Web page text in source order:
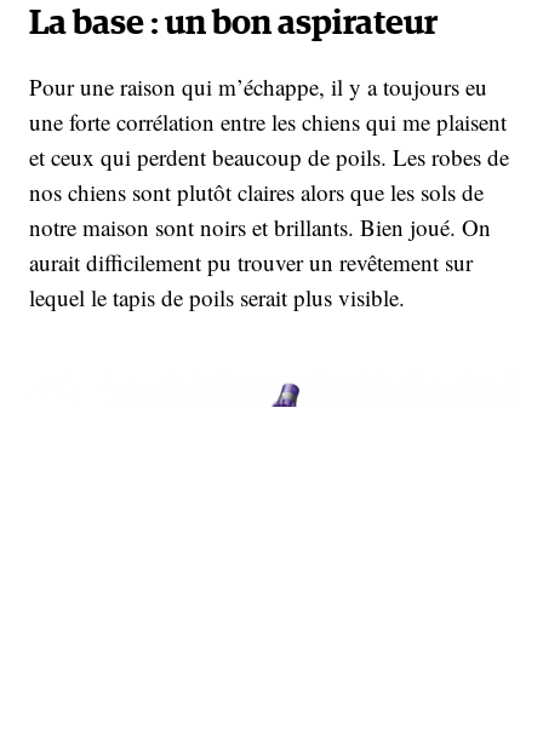
La base : un bon aspirateur
Pour une raison qui m’échappe, il y a toujours eu
une forte corrélation entre les chiens qui me plaisent
et ceux qui perdent beaucoup de poils. Les robes de
nos chiens sont plutôt claires alors que les sols de
notre maison sont noirs et brillants. Bien joué. On
aurait difficilement pu trouver un revêtement sur
lequel le tapis de poils serait plus visible.